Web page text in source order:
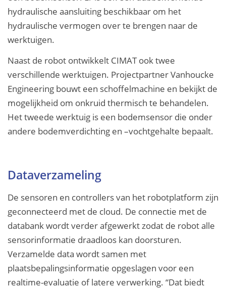
hydraulische aansluiting beschikbaar om het
hydraulische vermogen over te brengen naar de
werktuigen.
Naast de robot ontwikkelt CIMAT ook twee
verschillende werktuigen. Projectpartner Vanhoucke
Engineering bouwt een schoffelmachine en bekijkt de
mogelijkheid om onkruid thermisch te behandelen.
Het tweede werktuig is een bodemsensor die onder
andere bodemverdichting en –vochtgehalte bepaalt.
Dataverzameling
De sensoren en controllers van het robotplatform zijn
geconnecteerd met de cloud. De connectie met de
databank wordt verder afgewerkt zodat de robot alle
sensorinformatie draadloos kan doorsturen.
Verzamelde data wordt samen met
plaatsbepalingsinformatie opgeslagen voor een
realtime-evaluatie of latere verwerking. “Dat biedt